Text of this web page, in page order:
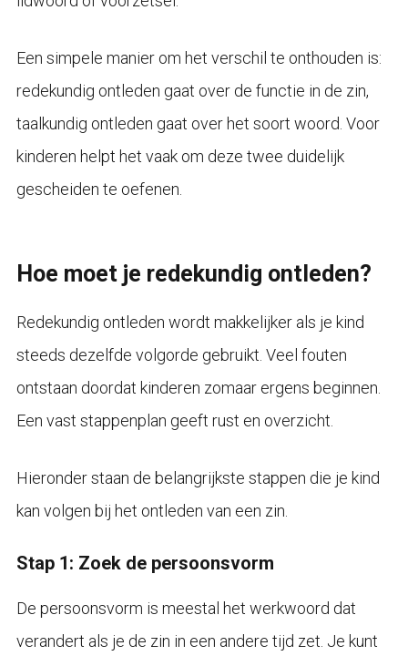
Een simpele manier om het verschil te onthouden is:
redekundig ontleden gaat over de functie in de zin,
taalkundig ontleden gaat over het soort woord. Voor
kinderen helpt het vaak om deze twee duidelijk
gescheiden te oefenen.
Hoe moet je redekundig ontleden?
Redekundig ontleden wordt makkelijker als je kind
steeds dezelfde volgorde gebruikt. Veel fouten
ontstaan doordat kinderen zomaar ergens beginnen.
Een vast stappenplan geeft rust en overzicht.
Hieronder staan de belangrijkste stappen die je kind
kan volgen bij het ontleden van een zin.
Stap 1: Zoek de persoonsvorm
De persoonsvorm is meestal het werkwoord dat
verandert als je de zin in een andere tijd zet. Je kunt